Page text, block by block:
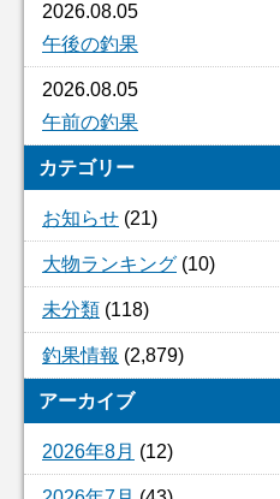
2026.08.05
午後の釣果
2026.08.05
午前の釣果
カテゴリー
お知らせ (21)
大物ランキング (10)
未分類 (118)
釣果情報 (2,879)
アーカイブ
2026年8月 (12)